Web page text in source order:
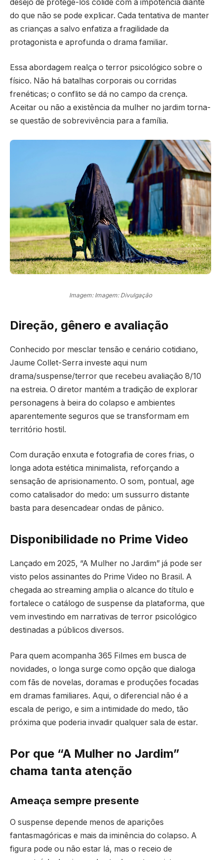
desejo de protegê-los colide com a impotência diante
do que não se pode explicar. Cada tentativa de manter
as crianças a salvo enfatiza a fragilidade da
protagonista e aprofunda o drama familiar.
Essa abordagem realça o terror psicológico sobre o
físico. Não há batalhas corporais ou corridas
frenéticas; o conflito se dá no campo da crença.
Aceitar ou não a existência da mulher no jardim torna-
se questão de sobrevivência para a família.
Imagem: Imagem: Divulgação
Direção, gênero e avaliação
Conhecido por mesclar tensão e cenário cotidiano,
Jaume Collet-Serra investe aqui num
drama/suspense/terror que recebeu avaliação 8/10
na estreia. O diretor mantém a tradição de explorar
personagens à beira do colapso e ambientes
aparentemente seguros que se transformam em
território hostil.
Com duração enxuta e fotografia de cores frias, o
longa adota estética minimalista, reforçando a
sensação de aprisionamento. O som, pontual, age
como catalisador do medo: um sussurro distante
basta para desencadear ondas de pânico.
Disponibilidade no Prime Video
Lançado em 2025, “A Mulher no Jardim” já pode ser
visto pelos assinantes do Prime Video no Brasil. A
chegada ao streaming amplia o alcance do título e
fortalece o catálogo de suspense da plataforma, que
vem investindo em narrativas de terror psicológico
destinadas a públicos diversos.
Para quem acompanha 365 Filmes em busca de
novidades, o longa surge como opção que dialoga
com fãs de novelas, doramas e produções focadas
em dramas familiares. Aqui, o diferencial não é a
escala de perigo, e sim a intimidade do medo, tão
próxima que poderia invadir qualquer sala de estar.
Por que “A Mulher no Jardim”
chama tanta atenção
Ameaça sempre presente
O suspense depende menos de aparições
fantasmagóricas e mais da iminência do colapso. A
figura pode ou não estar lá, mas o receio de